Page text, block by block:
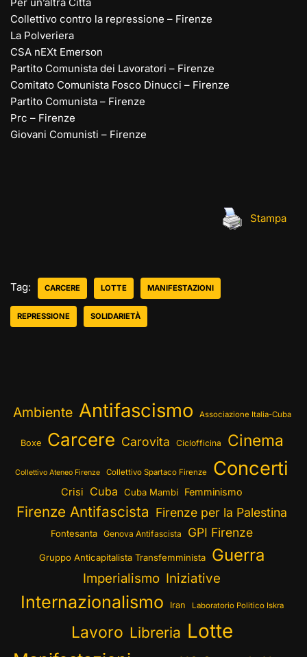
Collettivo contro la repressione – Firenze
La Polveriera
CSA nEXt Emerson
Partito Comunista dei Lavoratori – Firenze
Comitato Comunista Fosco Dinucci – Firenze
Partito Comunista – Firenze
Prc – Firenze
Giovani Comunisti – Firenze
Stampa
Tag: CARCERE LOTTE MANIFESTAZIONI
REPRESSIONE SOLIDARIETÀ
Ambiente Antifascismo Associazione Italia-Cuba
Boxe Carcere Carovita Ciclofficina Cinema
Collettivo Ateneo Firenze Collettivo Spartaco Firenze Concerti
Crisi Cuba Cuba Mambí Femminismo
Firenze Antifascista Firenze per la Palestina
Fontesanta Genova Antifascista GPI Firenze
Gruppo Anticapitalista Transfemminista Guerra
Imperialismo Iniziative
Internazionalismo Iran Laboratorio Politico Iskra
Lavoro Libreria Lotte